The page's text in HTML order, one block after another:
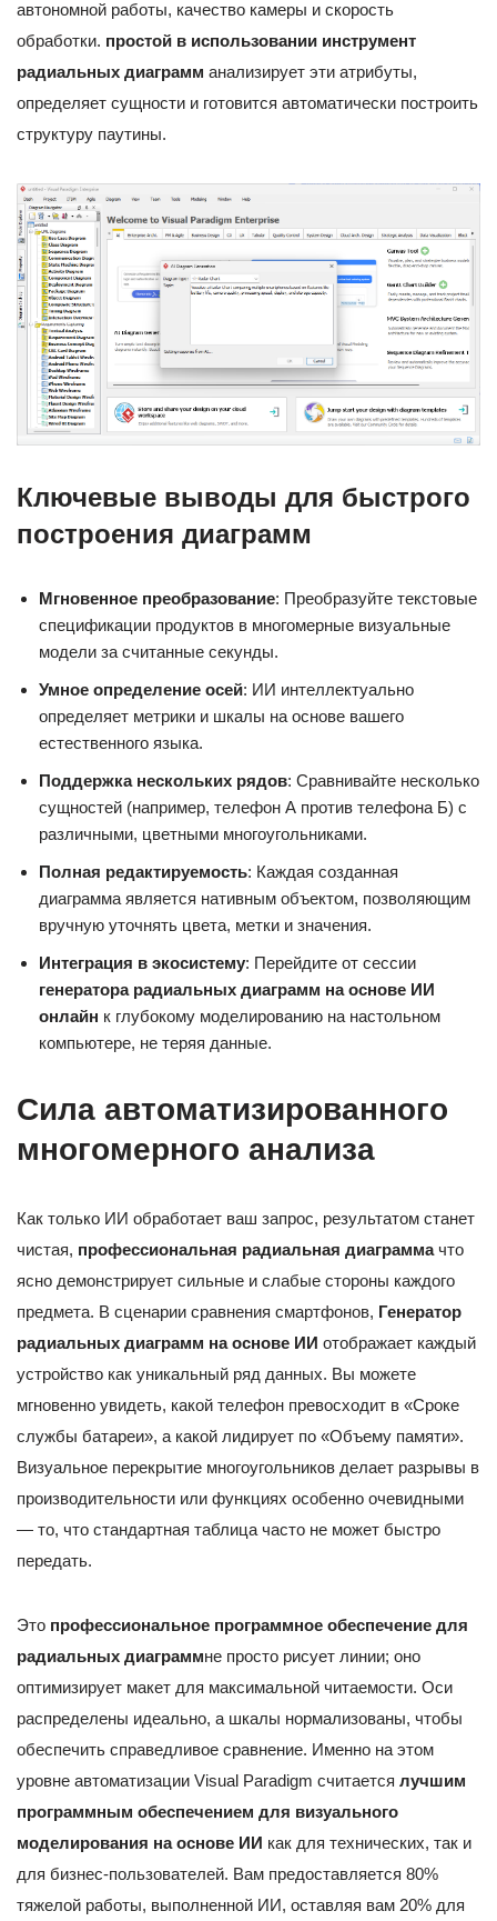
автономной работы, качество камеры и скорость
обработки. простой в использовании инструмент
радиальных диаграмм анализирует эти атрибуты,
определяет сущности и готовится автоматически построить
структуру паутины.
Ключевые выводы для быстрого
построения диаграмм
Мгновенное преобразование: Преобразуйте текстовые
спецификации продуктов в многомерные визуальные
модели за считанные секунды.
Умное определение осей: ИИ интеллектуально
определяет метрики и шкалы на основе вашего
естественного языка.
Поддержка нескольких рядов: Сравнивайте несколько
сущностей (например, телефон А против телефона Б) с
различными, цветными многоугольниками.
Полная редактируемость: Каждая созданная
диаграмма является нативным объектом, позволяющим
вручную уточнять цвета, метки и значения.
Интеграция в экосистему: Перейдите от сессии
генератора радиальных диаграмм на основе ИИ
онлайн к глубокому моделированию на настольном
компьютере, не теряя данные.
Сила автоматизированного
многомерного анализа
Как только ИИ обработает ваш запрос, результатом станет
чистая, профессиональная радиальная диаграммачто
ясно демонстрирует сильные и слабые стороны каждого
предмета. В сценарии сравнения смартфонов, Генератор
радиальных диаграмм на основе ИИ отображает каждый
устройство как уникальный ряд данных. Вы можете
мгновенно увидеть, какой телефон превосходит в «Сроке
службы батареи», а какой лидирует по «Объему памяти».
Визуальное перекрытие многоугольников делает разрывы в
производительности или функциях особенно очевидными
— то, что стандартная таблица часто не может быстро
передать.
Это профессиональное программное обеспечение для
радиальных диаграммне просто рисует линии; оно
оптимизирует макет для максимальной читаемости. Оси
распределены идеально, а шкалы нормализованы, чтобы
обеспечить справедливое сравнение. Именно на этом
уровне автоматизации Visual Paradigm считается лучшим
программным обеспечением для визуального
моделирования на основе ИИ как для технических, так и
для бизнес-пользователей. Вам предоставляется 80%
тяжелой работы, выполненной ИИ, оставляя вам 20% для